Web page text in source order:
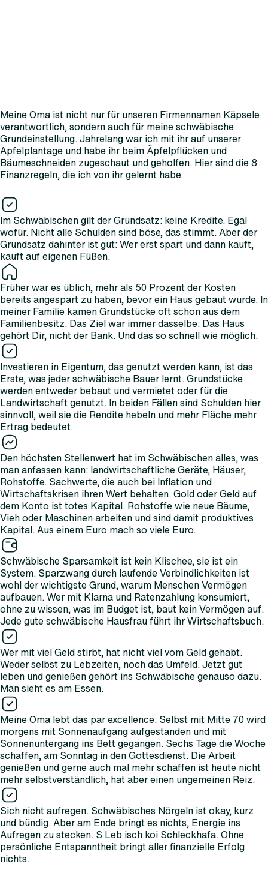
Meine Oma ist nicht nur für unseren Firmennamen Käpsele
verantwortlich, sondern auch für meine schwäbische
Grundeinstellung. Jahrelang war ich mit ihr auf unserer
Apfelplantage und habe ihr beim Äpfelpflücken und
Bäumeschneiden zugeschaut und geholfen. Hier sind die 8
Finanzregeln, die ich von ihr gelernt habe.
Im Schwäbischen gilt der Grundsatz: keine Kredite. Egal
wofür. Nicht alle Schulden sind böse, das stimmt. Aber der
Grundsatz dahinter ist gut: Wer erst spart und dann kauft,
kauft auf eigenen Füßen.
Früher war es üblich, mehr als 50 Prozent der Kosten
bereits angespart zu haben, bevor ein Haus gebaut wurde. In
meiner Familie kamen Grundstücke oft schon aus dem
Familienbesitz. Das Ziel war immer dasselbe: Das Haus
gehört Dir, nicht der Bank. Und das so schnell wie möglich.
Investieren in Eigentum, das genutzt werden kann, ist das
Erste, was jeder schwäbische Bauer lernt. Grundstücke
werden entweder bebaut und vermietet oder für die
Landwirtschaft genutzt. In beiden Fällen sind Schulden hier
sinnvoll, weil sie die Rendite hebeln und mehr Fläche mehr
Ertrag bedeutet.
Den höchsten Stellenwert hat im Schwäbischen alles, was
man anfassen kann: landwirtschaftliche Geräte, Häuser,
Rohstoffe. Sachwerte, die auch bei Inflation und
Wirtschaftskrisen ihren Wert behalten. Gold oder Geld auf
dem Konto ist totes Kapital. Rohstoffe wie neue Bäume,
Vieh oder Maschinen arbeiten und sind damit produktives
Kapital. Aus einem Euro mach so viele Euro.
Schwäbische Sparsamkeit ist kein Klischee, sie ist ein
System. Sparzwang durch laufende Verbindlichkeiten ist
wohl der wichtigste Grund, warum Menschen Vermögen
aufbauen. Wer mit Klarna und Ratenzahlung konsumiert,
ohne zu wissen, was im Budget ist, baut kein Vermögen auf.
Jede gute schwäbische Hausfrau führt ihr Wirtschaftsbuch.
Wer mit viel Geld stirbt, hat nicht viel vom Geld gehabt.
Weder selbst zu Lebzeiten, noch das Umfeld. Jetzt gut
leben und genießen gehört ins Schwäbische genauso dazu.
Man sieht es am Essen.
Meine Oma lebt das par excellence: Selbst mit Mitte 70 wird
morgens mit Sonnenaufgang aufgestanden und mit
Sonnenuntergang ins Bett gegangen. Sechs Tage die Woche
schaffen, am Sonntag in den Gottesdienst. Die Arbeit
genießen und gerne auch mal mehr schaffen ist heute nicht
mehr selbstverständlich, hat aber einen ungemeinen Reiz.
Sich nicht aufregen. Schwäbisches Nörgeln ist okay, kurz
und bündig. Aber am Ende bringt es nichts, Energie ins
Aufregen zu stecken. S Leb isch koi Schleckhafa. Ohne
persönliche Entspanntheit bringt aller finanzielle Erfolg
nichts.